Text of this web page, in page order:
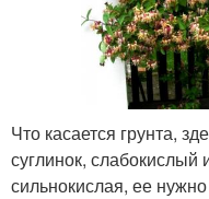
Что касается грунта,
суглинок,
сильнокислая, ее